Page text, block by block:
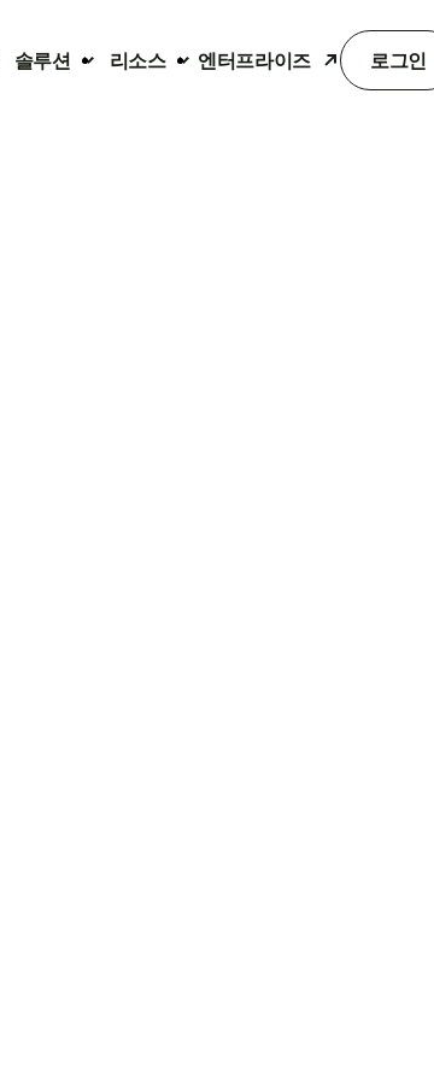
솔루션 리소스 엔터프라이즈 로그인